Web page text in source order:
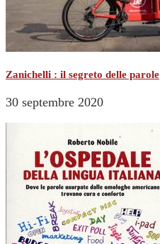
Zanichelli : il segreto delle parole
30 septembre 2020